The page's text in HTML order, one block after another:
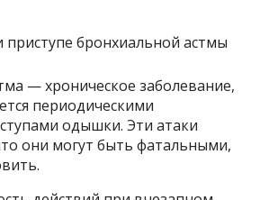
— хроническое заболевание,
периодическими
одышки. Эти атаки
они могут быть фатальными,